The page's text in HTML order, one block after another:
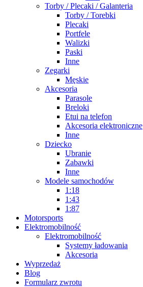
Torby / Plecaki / Galanteria
Torby / Torebki
Plecaki
Portfele
Walizki
Paski
Inne
Zegarki
Męskie
Akcesoria
Parasole
Breloki
Etui na telefon
Akcesoria elektroniczne
Inne
Dziecko
Ubranie
Zabawki
Inne
Modele samochodów
1:18
1:43
1:87
Motorsports
Elektromobilność
Elektromobilność
Systemy ładowania
Akcesoria
Wyprzedaż
Blog
Formularz zwrotu